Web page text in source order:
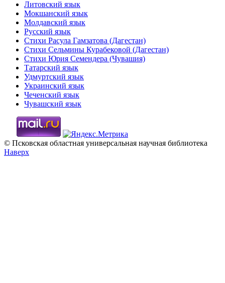
Литовский язык
Мокшанский язык
Молдавский язык
Русский язык
Стихи Расула Гамзатова (Дагестан)
Стихи Сельмины Курабековой (Дагестан)
Стихи Юрия Семендера (Чувашия)
Татарский язык
Удмуртский язык
Украинский язык
Чеченский язык
Чувашский язык
© Псковская областная универсальная научная библиотека
Наверх